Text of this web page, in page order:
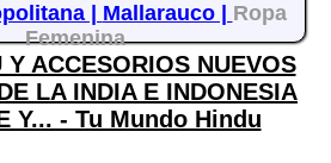
| Mallarauco | Ropa
Femenina
Y ACCESORIOS NUEVOS
LA INDIA E INDONESIA
Y... - Tu Mundo Hindu